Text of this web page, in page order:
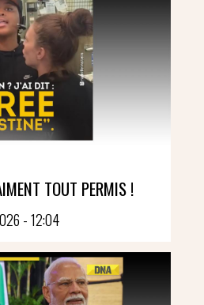
TOUT PERMIS !
- 12:04